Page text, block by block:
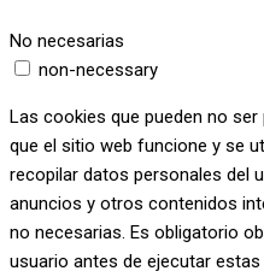
No necesarias
non-necessary
Las cookies que pueden no
que el sitio web funcione y se
recopilar datos personales del
anuncios y otros contenidos
no necesarias. Es obligatorio
usuario antes de ejecutar